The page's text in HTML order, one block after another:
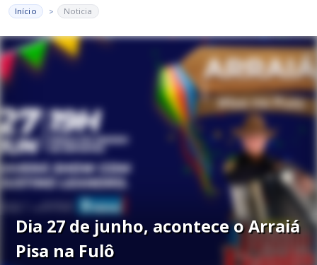
Início Noticia
Dia 27 de junho, acontece o Arraiá
Pisa na Fulô